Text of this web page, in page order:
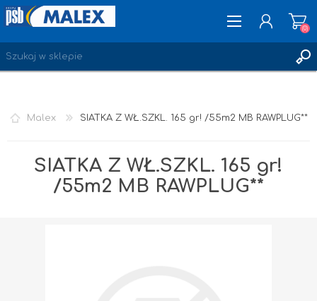
ZAREJESTRUJ SIĘ
(0)
Malex SIATKA Z WŁ.SZKL. 165 gr! /55m2 MB RAWPLUG**
SIATKA Z WŁ.SZKL. 165 gr!
/55m2 MB RAWPLUG**